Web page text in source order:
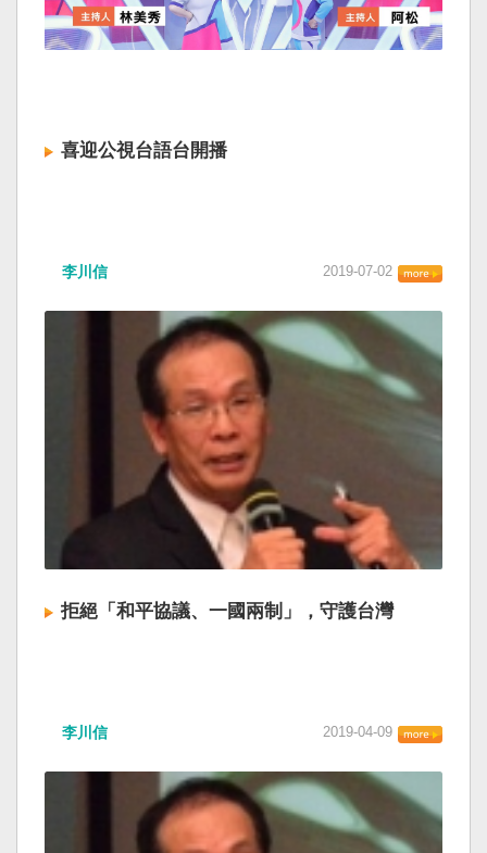
喜迎公視台語台開播
李川信 2019-07-02
拒絕「和平協議、一國兩制」，守護台灣
李川信 2019-04-09